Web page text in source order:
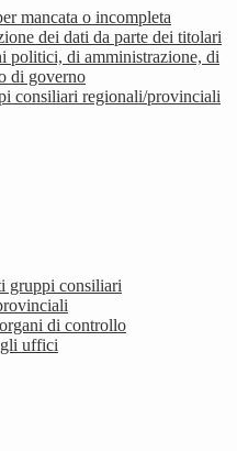
mancata o incompleta
dei dati da parte dei titolari
politici, di amministrazione, di
di governo
consiliari regionali/provinciali
gruppi consiliari
di controllo
uffici